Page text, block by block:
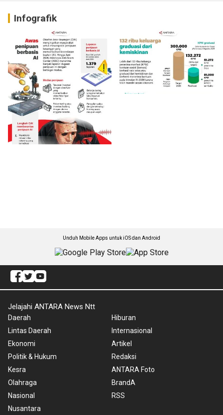
Infografik
Unduh Mobile Apps untuk iOS dan Android
Jelajahi ANTARA News Ntt
Daerah
Lintas Daerah
Ekonomi
Politik & Hukum
Kesra
Olahraga
Nasional
Nusantara
Hiburan
Internasional
Artikel
Redaksi
ANTARA Foto
BrandA
RSS